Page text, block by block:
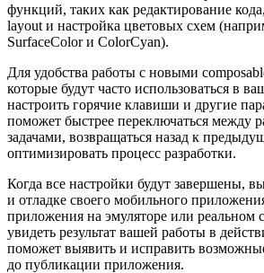
функций, таких как редактирование
layout и настройка цветовых схем
SurfaceColor и ColorCyan).
Для удобства работы с новыми
которые будут часто использоваться в
настроить горячие клавиши и другие
поможет быстрее переключаться между
задачами, возвращаться назад к
оптимизировать процесс разработки.
Когда все настройки будут завершены,
и отладке своего мобильного
приложения на эмуляторе или реальном
увидеть результат вашей работы в
поможет выявить и исправить
до публикации приложения.